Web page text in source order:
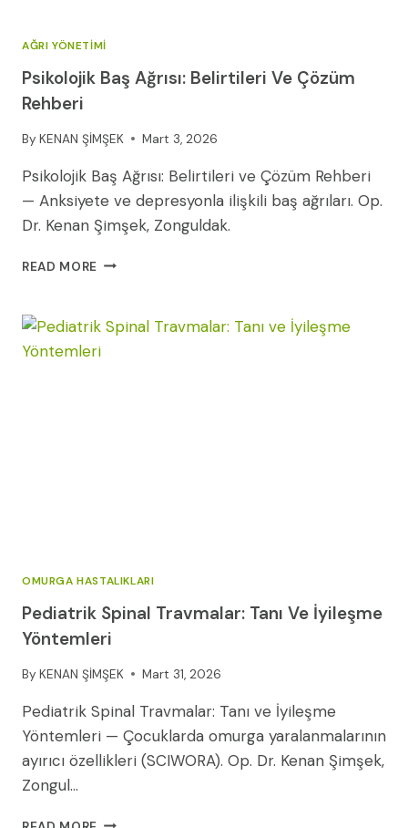
AĞRI YÖNETIMI
Psikolojik Baş Ağrısı: Belirtileri Ve Çözüm
Rehberi
By KENAN ŞİMŞEK Mart 3, 2026
Psikolojik Baş Ağrısı: Belirtileri ve Çözüm Rehberi
— Anksiyete ve depresyonla ilişkili baş ağrıları. Op.
Dr. Kenan Şimşek, Zonguldak.
READ MORE PSIKOLOJIK
BELIRTILERI
ÇÖZÜM
OMURGA HASTALIKLARI
Pediatrik Spinal Travmalar: Tanı Ve İyileşme
Yöntemleri
By KENAN ŞİMŞEK Mart 31, 2026
Pediatrik Spinal Travmalar: Tanı ve İyileşme
Yöntemleri — Çocuklarda omurga yaralanmalarının
ayırıcı özellikleri (SCIWORA). Op. Dr. Kenan Şimşek,
Zongul…
PEDIATRIK